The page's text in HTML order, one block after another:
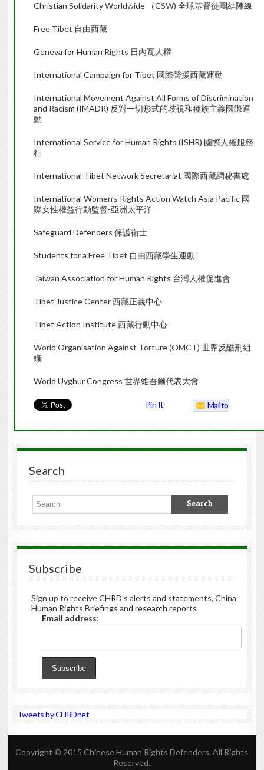
Christian Solidarity Worldwide （CSW) 全球基督徒團結陣線
Free Tibet 自由西藏
Geneva for Human Rights 日內瓦人權
International Campaign for Tibet 國際聲援西藏運動
International Movement Against All Forms of Discrimination
and Racism (IMADR) 反對一切形式的歧視和種族主義國際運
動
International Service for Human Rights (ISHR) 國際人權服務
社
International Tibet Network Secretariat 國際西藏網秘書處
International Women’s Rights Action Watch Asia Pacific 國
際女性權益行動監督-亞洲太平洋
Safeguard Defenders 保護衛士
Students for a Free Tibet 自由西藏學生運動
Taiwan Association for Human Rights 台灣人權促進會
Tibet Justice Center 西藏正義中心
Tibet Action Institute 西藏行動中心
World Organisation Against Torture (OMCT) 世界反酷刑組
織
World Uyghur Congress 世界維吾爾代表大會
Pin It Mailto
Search
Subscribe
Sign up to receive CHRD's alerts and statements, China
Human Rights Briefings and research reports
Email address:
Tweets by CHRDnet
Copyright © 2015 Chinese Human Rights Defenders. All Rights
Reserved.